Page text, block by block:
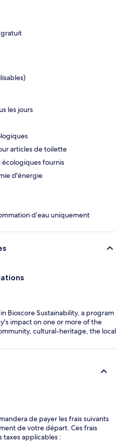
gratuit
les jours
articles de toilette
fournis
d'énergie
d’eau uniquement
Bioscore Sustainability, a program
impact on one or more of the
cultural-heritage, the local
de payer les frais suivants
de votre départ. Ces frais
applicables :